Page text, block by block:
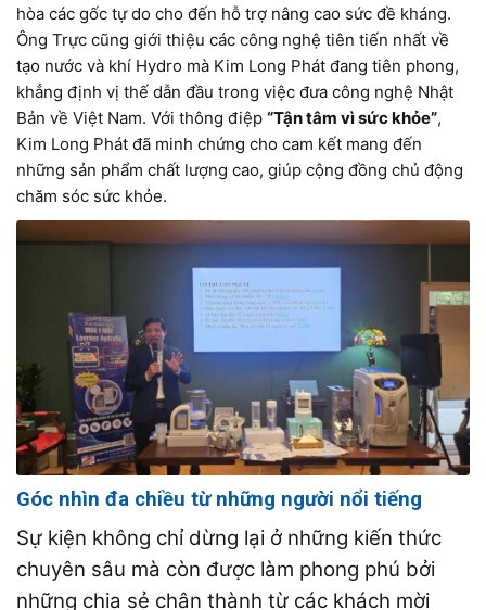
hòa các gốc tự do cho đến hỗ trợ nâng cao sức đề kháng.
Ông Trực cũng giới thiệu các công nghệ tiên tiến nhất về
tạo nước và khí Hydro mà Kim Long Phát đang tiên phong,
khẳng định vị thế dẫn đầu trong việc đưa công nghệ Nhật
Bản về Việt Nam. Với thông điệp “Tận tâm vì sức khỏe”,
Kim Long Phát đã minh chứng cho cam kết mang đến
những sản phẩm chất lượng cao, giúp cộng đồng chủ động
chăm sóc sức khỏe.
Góc nhìn đa chiều từ những người nổi tiếng
Sự kiện không chỉ dừng lại ở những kiến thức
chuyên sâu mà còn được làm phong phú bởi
những chia sẻ chân thành từ các khách mời